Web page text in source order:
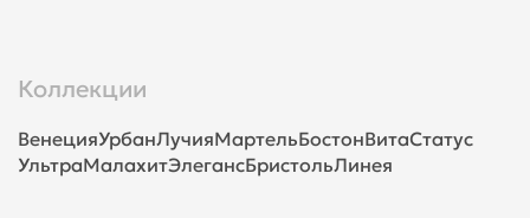
Коллекции
ВенецияУрбанЛучияМартельБостонВитаСтатус
УльтраМалахитЭлегансБристольЛинея